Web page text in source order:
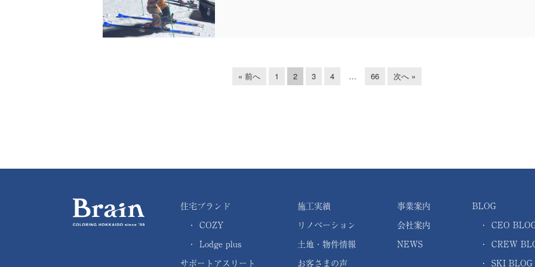
« 前へ 1 2 3 4 … 66 次へ »
住宅ブランド
・ COZY
・ Lodge plus
サポートアスリート
施工実績
リノベーション
土地・物件情報
お客さまの声
事業案内
会社案内
NEWS
BLOG
・ CEO
・ CREW
・ SKI BLOG